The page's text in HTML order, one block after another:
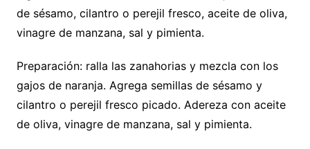
de sésamo, cilantro o perejil fresco, aceite de oliva,
vinagre de manzana, sal y pimienta.
Preparación: ralla las zanahorias y mezcla con los
gajos de naranja. Agrega semillas de sésamo y
cilantro o perejil fresco picado. Adereza con aceite
de oliva, vinagre de manzana, sal y pimienta.